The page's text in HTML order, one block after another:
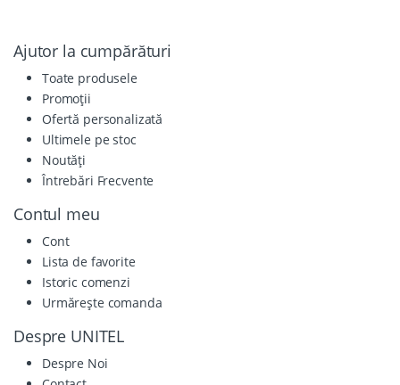
Ajutor la cumpărături
Toate produsele
Promoții
Ofertă personalizată
Ultimele pe stoc
Noutăți
Întrebări Frecvente
Contul meu
Cont
Lista de favorite
Istoric comenzi
Urmărește comanda
Despre UNITEL
Despre Noi